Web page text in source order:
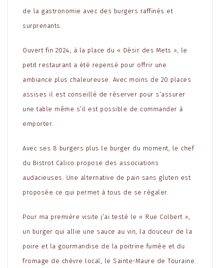
de la gastronomie avec des burgers raffinés et
surprenants.
Ouvert fin 2024, à la place du « Désir des Mets », le
petit restaurant a été repensé pour offrir une
ambiance plus chaleureuse. Avec moins de 20 places
assises il est conseillé de réserver pour s’assurer
une table même s’il est possible de commander à
emporter.
Avec ses 8 burgers plus le burger du moment, le chef
du Bistrot Calico propose des associations
audacieuses. Une alternative de pain sans gluten est
proposée ce qui permet à tous de se régaler.
Pour ma première visite j’ai testé le « Rue Colbert »,
un burger qui allie une sauce au vin, la douceur de la
poire et la gourmandise de la poitrine fumée et du
fromage de chèvre local, le Sainte-Maure de Touraine.